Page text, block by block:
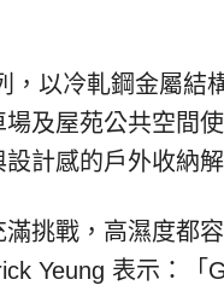
，以冷軋鋼金屬結
及屋苑公共空間
計感的戶外收納解
滿挑戰，高濕度都
Yeung 表示：「